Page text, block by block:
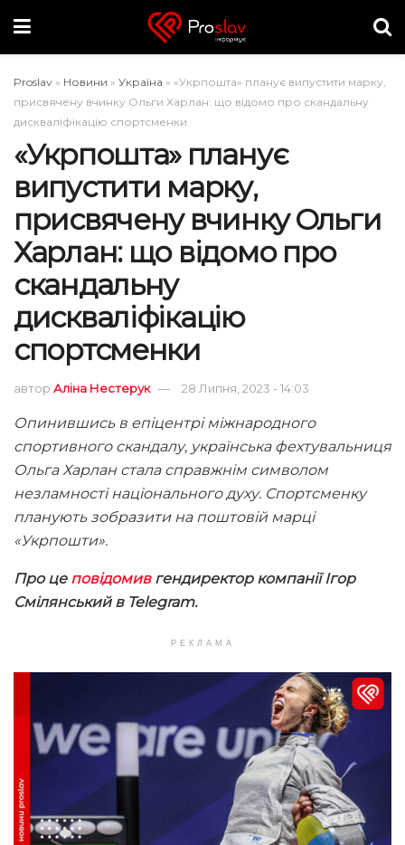
Proslav » Новини » Україна » «Укрпошта» планує випустити марку,
присвячену вчинку Ольги Харлан: що відомо про скандальну
дискваліфікацію спортсменки
«Укрпошта» планує
випустити марку,
присвячену вчинку Ольги
Харлан: що відомо про
скандальну
дискваліфікацію
спортсменки
автор Аліна Нестерук 28 Липня, 2023 - 14:03
Опинившись в епіцентрі міжнародного
спортивного скандалу, українська фехтувальниця
Ольга Харлан стала справжнім символом
незламності національного духу. Спортсменку
планують зобразити на поштовій марці
«Укрпошти».
Про це повідомивгендиректор компанії Ігор
Смілянський в Telegram.
РЕКЛАМА